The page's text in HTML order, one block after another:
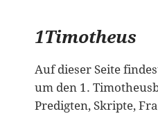
1Timotheus
Auf dieser Seite
um den 1.
Predigten, Skripte,